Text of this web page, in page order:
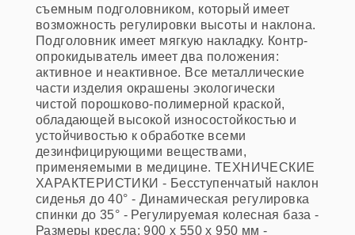
съемным подголовником, который имеет
возможность регулировки высоты и наклона.
Подголовник имеет мягкую накладку. Контр-
опрокидыватель имеет два положения:
активное и неактивное. Все металлические
части изделия окрашены экологически
чистой порошково-полимерной краской,
обладающей высокой износостойкостью и
устойчивостью к обработке всеми
дезинфицирующими веществами,
применяемыми в медицине. ТЕХНИЧЕСКИЕ
ХАРАКТЕРИСТИКИ - Бесступенчатый наклон
сиденья до 40° - Динамическая регулировка
спинки до 35° - Регулируемая колесная база -
Размеры кресла: 900 х 550 х 950 мм -